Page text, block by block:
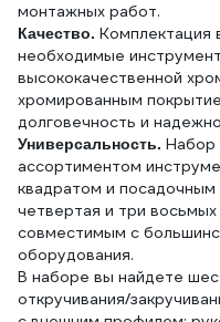
монтажных работ.
Качество. Комплектация
необходимые
высококачественной
хромированным
долговечность и
Универсальность. Набор
ассортиментом
квадратом и
четвертая и три
совместимым с
оборудования.
В наборе вы найдете
откручивания/